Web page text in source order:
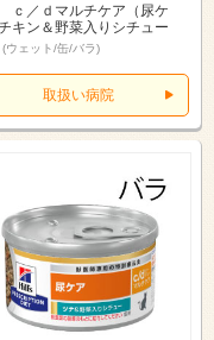
ｃ／ｄマルチケア（尿ケ
キン＆野菜入りシチュー
ェット/缶/バラ)
取扱い病院